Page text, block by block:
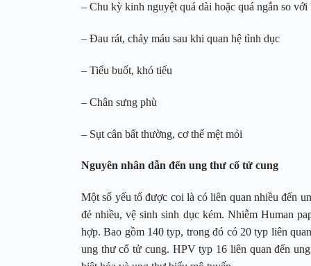
– Chu kỳ kinh nguyệt quá dài hoặc quá ngắn so
– Đau rát, chảy máu sau khi quan hệ tình dục
– Tiểu buốt, khó tiểu
– Chân sưng phù
– Sụt cân bất thường, cơ thể mệt mỏi
Nguyên nhân dẫn đến ung thư cổ tử cung
Một số yếu tố được coi là có liên quan nhiều đến
đẻ nhiều, vệ sinh sinh dục kém. Nhiễm Human
hợp. Bao gồm 140 typ, trong đó có 20 typ liên
ung thư cổ tử cung. HPV typ 16 liên quan đến